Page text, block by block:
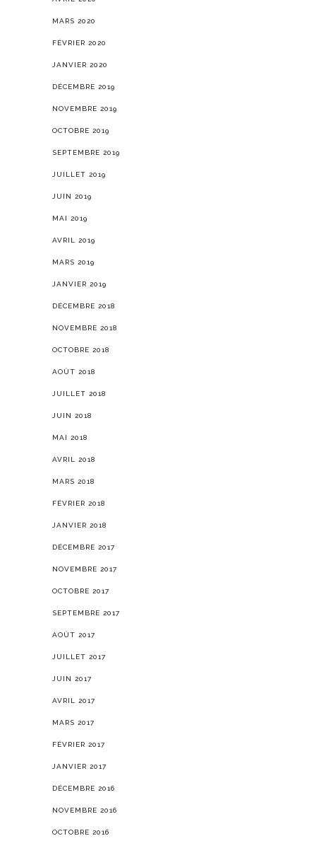
MARS 2020
FÉVRIER 2020
JANVIER 2020
DÉCEMBRE 2019
NOVEMBRE 2019
OCTOBRE 2019
SEPTEMBRE 2019
JUILLET 2019
JUIN 2019
MAI 2019
AVRIL 2019
MARS 2019
JANVIER 2019
DÉCEMBRE 2018
NOVEMBRE 2018
OCTOBRE 2018
AOÛT 2018
JUILLET 2018
JUIN 2018
MAI 2018
AVRIL 2018
MARS 2018
FÉVRIER 2018
JANVIER 2018
DÉCEMBRE 2017
NOVEMBRE 2017
OCTOBRE 2017
SEPTEMBRE 2017
AOÛT 2017
JUILLET 2017
JUIN 2017
AVRIL 2017
MARS 2017
FÉVRIER 2017
JANVIER 2017
DÉCEMBRE 2016
NOVEMBRE 2016
OCTOBRE 2016